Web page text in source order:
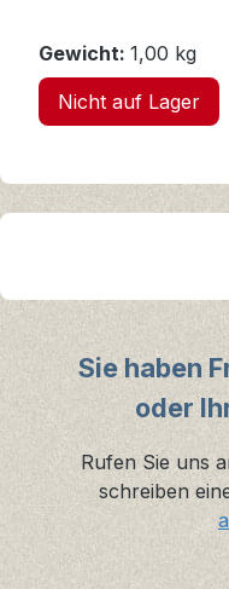
Gewicht: 1,00 kg
Nicht auf Lager
Sie haben
oder
Rufen Sie uns
schreiben